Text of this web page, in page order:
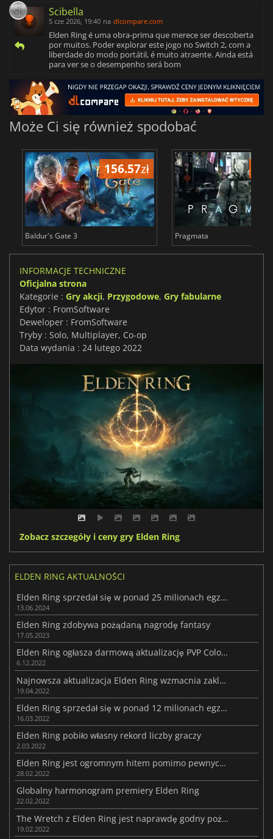
Scibella
5 cze 2026, 19:40 na dlcompare.com
Elden Ring é uma obra-prima que merece ser descoberta
por muitos. Poder explorar este jogo no Switch 2, com a
liberdade do modo portátil, é muito atraente. Ainda está
para ver se o desempenho será bom
Może Ci się również spodobać
156.57zł
Baldur's Gate 3 Pragmata
INFORMACJE TECHNICZNE
Oficjalna strona
Kategorie : Gry akcji, Przygodowe, Gry fabularne
Edytor : FromSoftware
Deweloper : FromSoftware
Tryby : Solo, Multiplayer, Co-op
Data wydania : 24 lutego 2022
Zobacz szczegóły i ceny gry Elden Ring
ELDEN RING AKTUALNOŚCI
Elden Ring sprzedał się w ponad 25 milionach egzemplarzy na całym świecie
13.06.2024
Elden Ring zdobywa pożądaną nagrodę fantasy
17.05.2023
Elden Ring ogłasza darmową aktualizację PVP Colosseum
6.12.2022
Najnowsza aktualizacja Elden Ring wzmacnia zaklęcia i kolosalne miecze
19.04.2022
Elden Ring sprzedał się w ponad 12 milionach egzemplarzy
16.03.2022
Elden Ring pobiło własny rekord liczby graczy
2.03.2022
Elden Ring jest ogromnym hitem pomimo pewnych problemów z wydajnością
28.02.2022
Globalny harmonogram premiery Elden Ring
22.02.2022
The Wretch z Elden Ring jest naprawdę godny pożałowania
19.02.2022